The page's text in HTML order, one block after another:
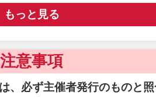
もっと見る
注意事項
、必ず主催者発行のものと